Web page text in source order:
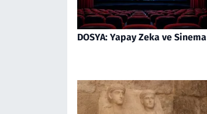
DOSYA: Yapay Zeka ve Sinema